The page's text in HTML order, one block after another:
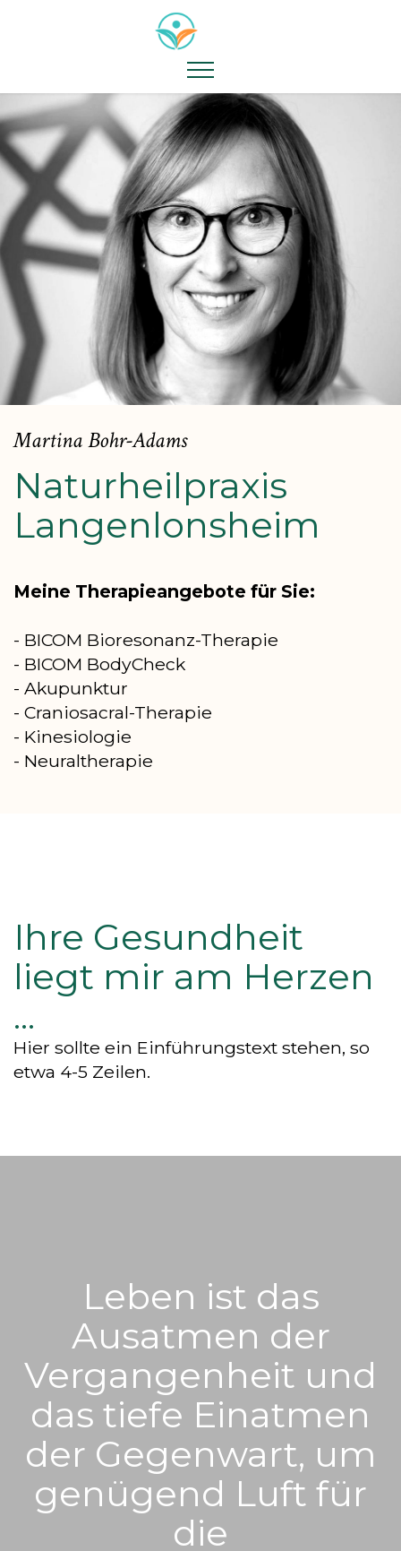
Martina Bohr-Adams
Naturheilpraxis
Langenlonsheim
Meine Therapieangebote für Sie:
- BICOM Bioresonanz-Therapie
- BICOM BodyCheck
- Akupunktur
- Craniosacral-Therapie
- Kinesiologie
- Neuraltherapie
Ihre Gesundheit
liegt mir am Herzen
...
Hier sollte ein Einführungstext stehen, so
etwa 4-5 Zeilen.
Leben ist das
Ausatmen der
Vergangenheit und
das tiefe Einatmen
der Gegenwart, um
genügend Luft für
die